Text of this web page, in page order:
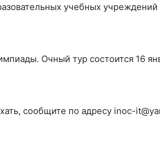
учебных учреждений
Очный тур состоится 16
сообщите по адресу inoc-